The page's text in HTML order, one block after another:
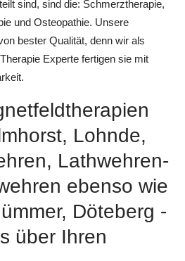
sind, sind die: Schmerztherapie,
und Osteopathie. Unsere
bester Qualität, denn wir als
Experte fertigen sie mit
Lohnde,
Lathwehren-
ebenso wie
Döteberg -
über Ihren